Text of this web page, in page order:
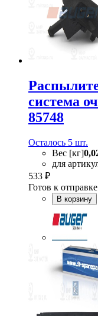
система
85748
Осталось 5 шт.
Вес [кг]
для
533 ₽
Готов к
В корзину